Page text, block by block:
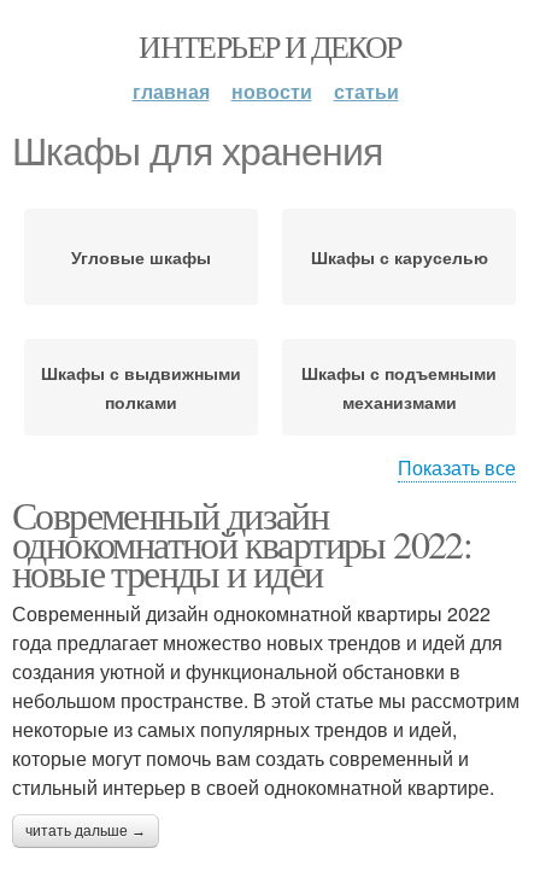
ИНТЕРЬЕР И ДЕКОР
главная новости статьи
Шкафы для хранения
Угловые шкафы Шкафы с каруселью
Шкафы с выдвижными
полками
Шкафы с подъемными
механизмами
Приспособления для
хранения
Шкаф для хранения
Полка для хранения Металлические шкафы
Показать все
Современный дизайн
однокомнатной квартиры 2022:
новые тренды и идеи
Современный дизайн однокомнатной квартиры 2022
года предлагает множество новых трендов и идей для
создания уютной и функциональной обстановки в
небольшом пространстве. В этой статье мы рассмотрим
некоторые из самых популярных трендов и идей,
которые могут помочь вам создать современный и
стильный интерьер в своей однокомнатной квартире.
читать дальше →